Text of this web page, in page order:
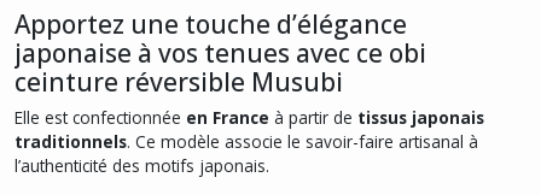
Apportez une touche d’élégance
japonaise à vos tenues avec ce obi
ceinture réversible Musubi
Elle est confectionnée en France à partir de tissus japonais
traditionnels. Ce modèle associe le savoir-faire artisanal à
l’authenticité des motifs japonais.